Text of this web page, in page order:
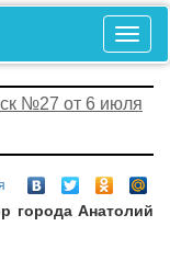
№27 от 6 июля
города Анатолий